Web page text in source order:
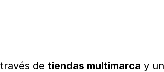
de tiendas multimarca y